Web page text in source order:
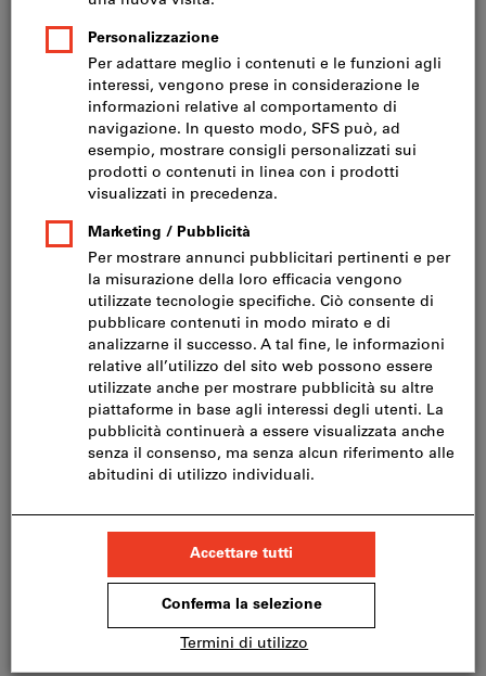
Prezzo per 1 Articolo
Prezzo più spese di spedizione
IVA esclusa CHF 1’300.00
Nel carrello
Si prega di notare i tempi di consegna prolungati:
Questo articolo si ordina direttamente dal
produttore, poiché non fa parte del nostro catalogo
e pertanto non è disponibile a magazzino.